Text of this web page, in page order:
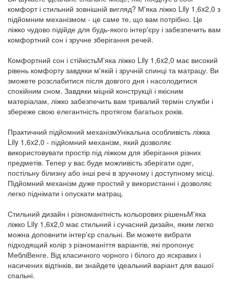
комфорт і стильний зовнішній вигляд? М'яка ліжко Lily 1,6x2,0 з
підйомним механізмом - це саме те, що вам потрібно. Це
ліжко чудово підійде для будь-якого інтер'єру і забезпечить вам
комфортний сон і зручне зберігання речей.
Комфортний сон і стійкістьМ'яка ліжко Lily 1,6x2,0 має високий
рівень комфорту завдяки м'якій і зручній спинці та матрацу. Ви
зможете розслабитися після довгого дня і насолодитися
спокійним сном. Завдяки міцній конструкції і якісним
матеріалам, ліжко забезпечить вам тривалий термін служби і
збереже свою елегантність протягом багатьох років.
Практичний підйомний механізмУнікальна особливість ліжка
Lily 1,6x2,0 - підйомний механізм, який дозволяє
використовувати простір під ліжком для зберігання різних
предметів. Тепер у вас буде можливість зберігати одяг,
постільну білизну або інші речі в зручному і доступному місці.
Підйомний механізм дуже простий у використанні і дозволяє
легко піднімати і опускати матрац.
Стильний дизайн і різноманітність кольорових рішеньМ'яка
ліжко Lily 1,6x2,0 має стильний і сучасний дизайн, яким легко
можна доповнити інтер'єр спальні. Ви можете вибрати
підходящий колір з різноманіття варіантів, які пропонує
МебліВенге. Від класичного чорного і білого до яскравих і
насичених відтінків, ви знайдете ідеальний варіант для вашої
спальні.